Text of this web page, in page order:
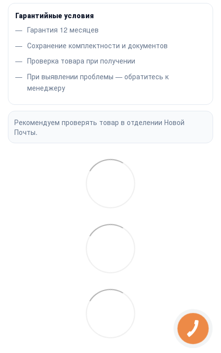
Гарантийные условия
Гарантия 12 месяцев
Сохранение комплектности и документов
Проверка товара при получении
При выявлении проблемы — обратитесь к
менеджеру
Рекомендуем проверять товар в отделении Новой
Почты.